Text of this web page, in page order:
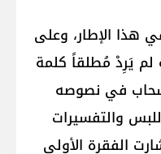
هذا الإطار، وعلى
لم يَرِدْ مُطلقاً كلمة
في نصوصه
والتفسيرات
الفقرة الأولى